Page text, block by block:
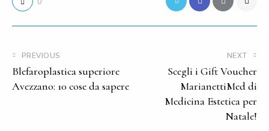
PREVIOUS
Blefaroplastica superiore
Avezzano: 10 cose da sapere
NEXT
Scegli i Gift Voucher
MarianettiMed di
Medicina Estetica per
Natale!